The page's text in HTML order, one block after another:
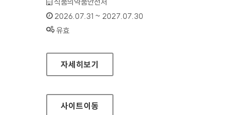
인증기간 :
2026.07.31 ~ 2027.07.30
상태 :
유효
식품안전나라
자세히보기
사이트이동